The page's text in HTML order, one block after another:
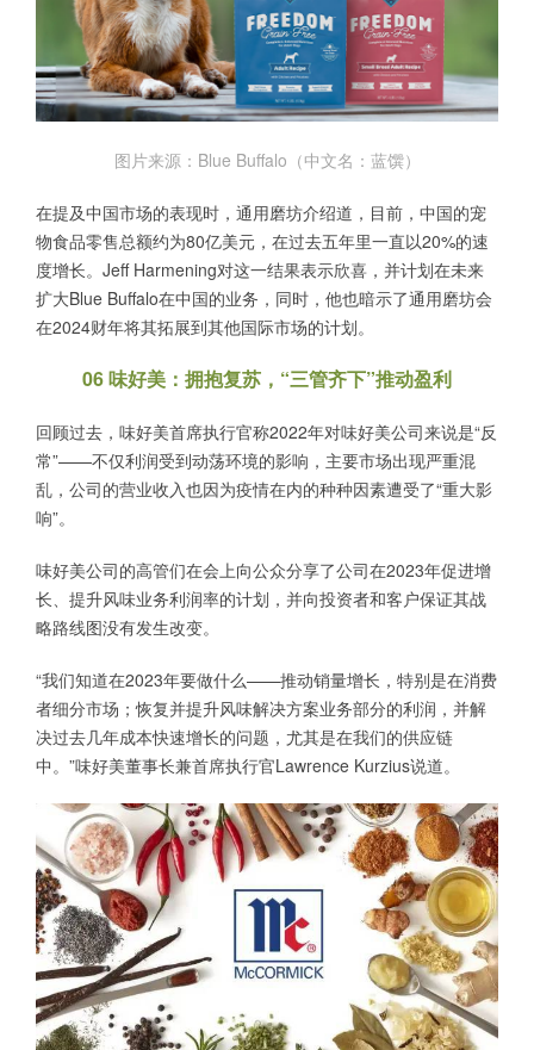
图片来源：Blue Buffalo（中文名：蓝馔）
在提及中国市场的表现时，通用磨坊介绍道，目前，中国的宠
物食品零售总额约为80亿美元，在过去五年里一直以20%的速
度增长。Jeff Harmening对这一结果表示欣喜，并计划在未来
扩大Blue Buffalo在中国的业务，同时，他也暗示了通用磨坊会
在2024财年将其拓展到其他国际市场的计划。
06 味好美：拥抱复苏，“三管齐下”推动盈利
回顾过去，味好美首席执行官称2022年对味好美公司来说是“反
常”——不仅利润受到动荡环境的影响，主要市场出现严重混
乱，公司的营业收入也因为疫情在内的种种因素遭受了“重大影
响”。
味好美公司的高管们在会上向公众分享了公司在2023年促进增
长、提升风味业务利润率的计划，并向投资者和客户保证其战
略路线图没有发生改变。
“我们知道在2023年要做什么——推动销量增长，特别是在消费
者细分市场；恢复并提升风味解决方案业务部分的利润，并解
决过去几年成本快速增长的问题，尤其是在我们的供应链
中。”味好美董事长兼首席执行官Lawrence Kurzius说道。